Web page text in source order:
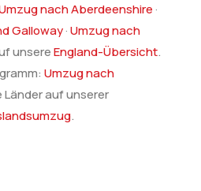
nach Aberdeenshire ·
Galloway·Umzug nach
unsereEngland-Übersicht.
Umzug nach
Länder auf unserer
.